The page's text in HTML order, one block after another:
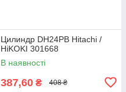
Цилиндр DH24PB Hitachi /
HiKOKI 301668
В наявності
387,60 ₴ 408 ₴